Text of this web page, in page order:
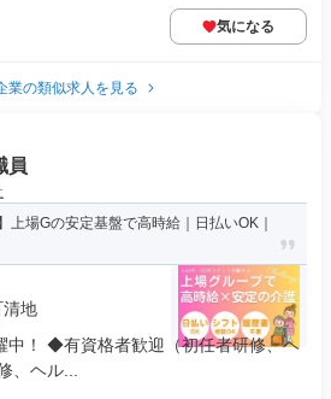
気になる
業の類似求人を見る
員
上場Gの安定基盤で高時給｜日払いOK｜
清地
！ ◆有資格者歓迎（初任者研修、ヘ
、ヘル...